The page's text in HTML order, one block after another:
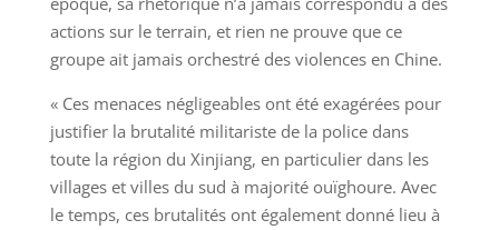
actions sur le terrain, et rien ne prouve que ce
groupe ait jamais orchestré des violences en Chine.
« Ces menaces négligeables ont été exagérées pour
justifier la brutalité militariste de la police dans
toute la région du Xinjiang, en particulier dans les
villages et villes du sud à majorité ouïghoure. Avec
le temps, ces brutalités ont également donné lieu à